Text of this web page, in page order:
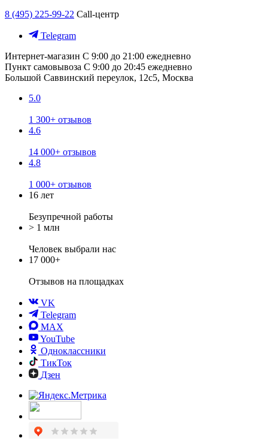
8 (495) 225-99-22 Call-центр
Telegram
Интернет-магазин С 9:00 до 21:00 ежедневно
Пункт самовывоза С 9:00 до 20:45 ежедневно
Большой Саввинский переулок, 12с5, Москва
5.0
1 300+ отзывов
4.6
14 000+ отзывов
4.8
1 000+ отзывов
16 лет
Безупречной работы
> 1 млн
Человек выбрали нас
17 000+
Отзывов на площадках
VK
Telegram
MAX
YouTube
Одноклассники
ТикТок
Дзен